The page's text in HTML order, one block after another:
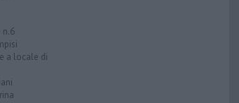
n.6
a locale di